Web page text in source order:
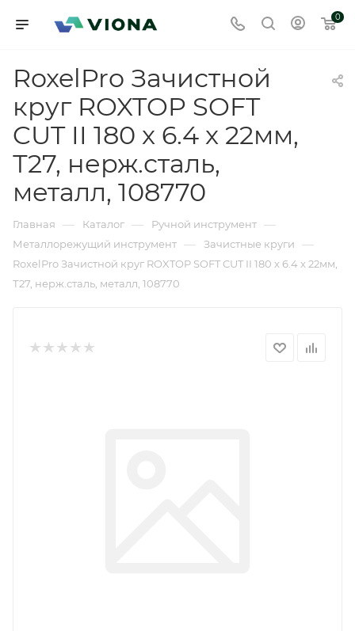
0
RoxelPro Зачистной
круг ROXTOP SOFT
CUT II 180 x 6.4 x 22мм,
Т27, нерж.сталь,
металл, 108770
Главная — Каталог — Ручной инструмент —
Металлорежущий инструмент — Зачистные круги —
RoxelPro Зачистной круг ROXTOP SOFT CUT II 180 x 6.4 x 22мм,
Т27, нерж.сталь, металл, 108770